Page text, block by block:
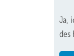
Ja,
des